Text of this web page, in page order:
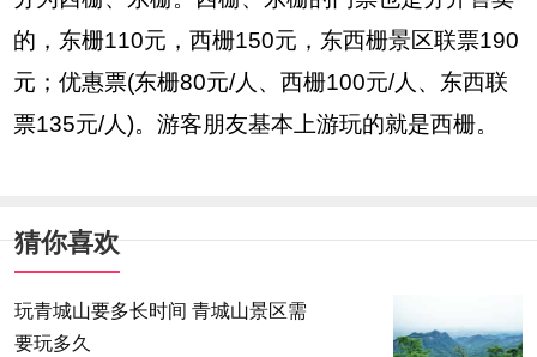
的，东栅110元，西栅150元，东西栅景区联票190
元；优惠票(东栅80元/人、西栅100元/人、东西联
票135元/人)。游客朋友基本上游玩的就是西栅。
猜你喜欢
玩青城山要多长时间 青城山景区需
要玩多久